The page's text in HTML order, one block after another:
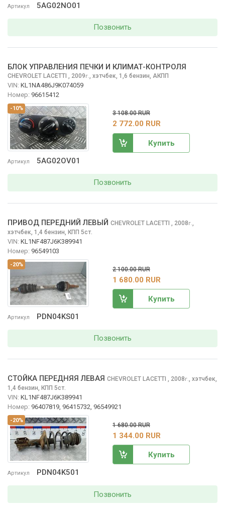
Артикул 5AG02NO01
Позвонить
-10%
Артикул 5AG02OV01
БЛОК УПРАВЛЕНИЯ ПЕЧКИ И КЛИМАТ-КОНТРОЛЯ
CHEVROLET LACETTI , 2009г., хэтчбек, 1,6 бензин, АКПП
VIN: KL1NA486J9K074059
Номер: 96615412
3 108.00 RUR
2 772.00 RUR
Купить
Позвонить
-20%
Артикул PDN04KS01
ПРИВОД ПЕРЕДНИЙ ЛЕВЫЙ CHEVROLET LACETTI , 2008г.
хэтчбек, 1,4 бензин, КПП 5ст.
VIN: KL1NF487J6K389941
Номер: 96549103
2 100.00 RUR
1 680.00 RUR
Купить
Позвонить
-20%
Артикул PDN04K501
СТОЙКА ПЕРЕДНЯЯ ЛЕВАЯ CHEVROLET LACETTI , 2008г.
хэтчбек,
1,4 бензин, КПП 5ст.
VIN: KL1NF487J6K389941
Номер: 96407819, 96415732, 96549921
1 680.00 RUR
1 344.00 RUR
Купить
Позвонить